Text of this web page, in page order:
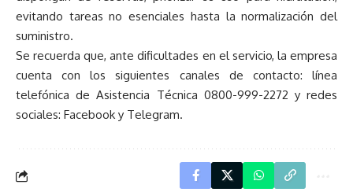
evitando tareas no esenciales hasta la normalización del
suministro.
Se recuerda que, ante dificultades en el servicio, la empresa
cuenta con los siguientes canales de contacto: línea
telefónica de Asistencia Técnica 0800-999-2272 y redes
sociales: Facebook y Telegram.